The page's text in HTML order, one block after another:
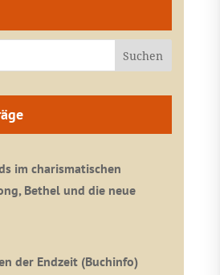
im charismatischen
Bethel und die neue
der Endzeit (Buchinfo)